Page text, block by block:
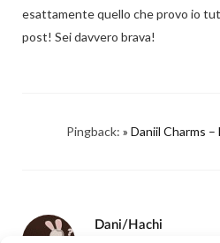
esattamente quello che provo io
post! Sei davvero brava!
Pingback: » Daniil Charms
Dani/Hachi